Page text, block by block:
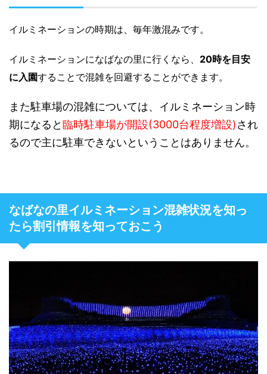
イルミネーションの時期は、毎年激混みです。
イルミネーションになばなの里に行くなら、 20時を目安
に入園することで混雑を回避することができます。
また駐車場の混雑については、イルミネーション時
期になると臨時駐車場が開設(3000台程度増設)され
るので主に駐車できないということはありません。
なばなの里イルミネーション混雑状況を知っ
たら割引情報を知っておこう